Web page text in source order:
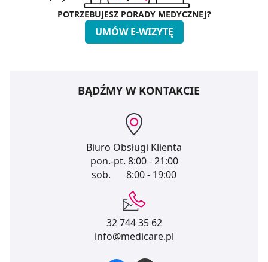
POTRZEBUJESZ PORADY MEDYCZNEJ?
UMÓW E-WIZYTĘ
BĄDŹMY W KONTAKCIE
Biuro Obsługi Klienta
pon.-pt. 8:00 - 21:00
sob.
8:00 - 19:00
32 744 35 62
info@medicare.pl